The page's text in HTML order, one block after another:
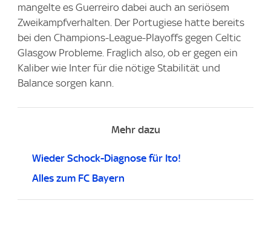
mangelte es Guerreiro dabei auch an seriösem
Zweikampfverhalten. Der Portugiese hatte bereits
bei den Champions-League-Playoffs gegen Celtic
Glasgow Probleme. Fraglich also, ob er gegen ein
Kaliber wie Inter für die nötige Stabilität und
Balance sorgen kann.
Mehr dazu
Wieder Schock-Diagnose für Ito!
Alles zum FC Bayern